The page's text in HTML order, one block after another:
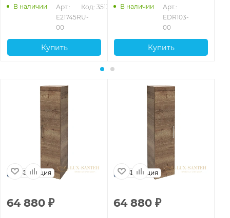
В наличии
Арт.:
E21745RU-
00
Код: 35133
Купить
микролифт, панель смыва,
белый глянцевый
В наличии
Арт.:
EDR103-
00
Купить
Франция
64 880 ₽
Франция
64 880 ₽